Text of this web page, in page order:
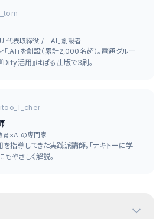
代表取締役 / 「.AI」創設者
.AI」を創設（累計2,000名超）。電通グルー
Dify活用』はぱる出版で3刷。
育×AIの専門家
指導してきた実践派講師。「テキトーに学
もやさしく解説。